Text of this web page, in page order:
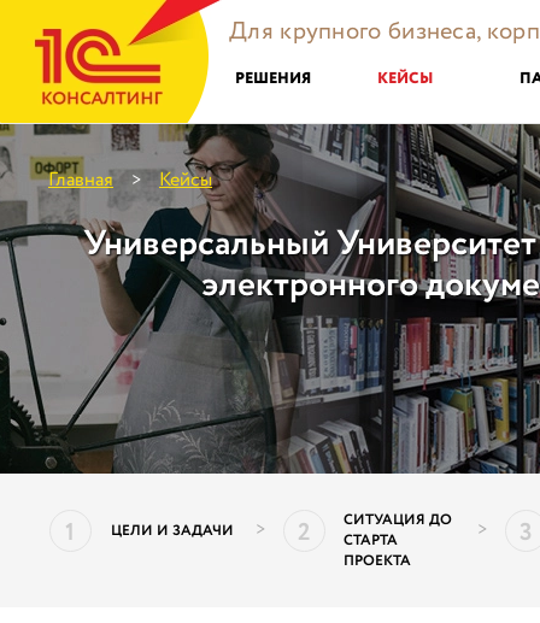
Для крупного бизнеса,
РЕШЕНИЯ КЕЙСЫ
Главная > Кейсы
Универсальный
электронного
1 ЦЕЛИ И ЗАДАЧИ > 2
СИТУАЦИЯ ДО
СТАРТА
ПРОЕКТА
> 3